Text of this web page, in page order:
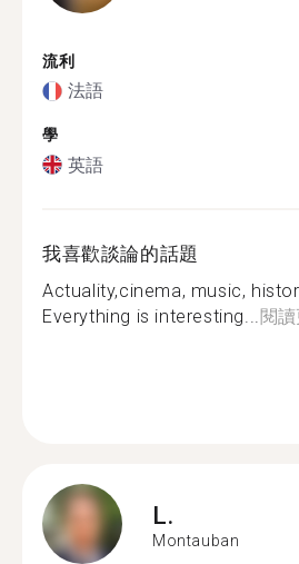
流利
法語
學
英語
我喜歡談論的話題
Actuality,cinema, music,
Everything is interesting... 閱
L.
Montauban